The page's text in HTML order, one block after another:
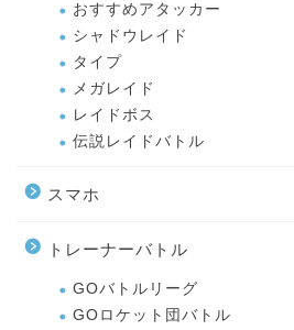
おすすめアタッカー
シャドウレイド
タイプ
メガレイド
レイドボス
伝説レイドバトル
スマホ
トレーナーバトル
GOバトルリーグ
GOロケット団バトル